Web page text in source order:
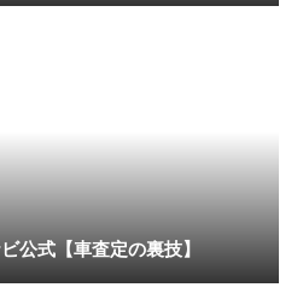
公式【車査定の裏技】